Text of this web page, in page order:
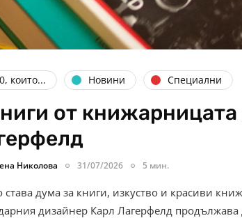
които... Новини Специални
от книжарницата
Николова 31/07/2026 5 мин.
става дума за книги, изкуство и красиви
дизайнер Карл Лагерфелд